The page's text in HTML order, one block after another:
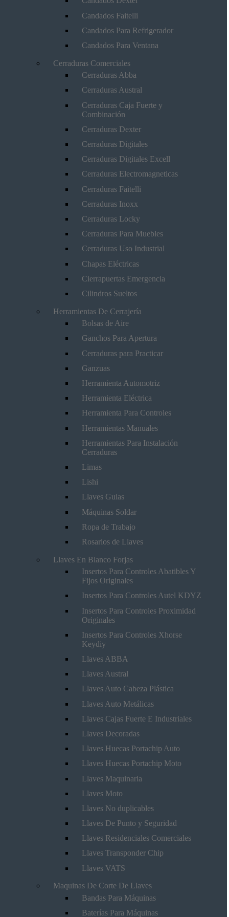
Candados Faitelli
Candados Para Refrigerador
Candados Para Ventana
Cerraduras Comerciales
Cerraduras Abba
Cerraduras Austral
Cerraduras Caja Fuerte y
Combinación
Cerraduras Dexter
Cerraduras Digitales
Cerraduras Digitales Excell
Cerraduras Electromagneticas
Cerraduras Faitelli
Cerraduras Inoxx
Cerraduras Locky
Cerraduras Para Muebles
Cerraduras Uso Industrial
Chapas Eléctricas
Cierrapuertas Emergencia
Cilindros Sueltos
Herramientas De Cerrajería
Bolsas de Aire
Ganchos Para Apertura
Cerraduras para Practicar
Ganzuas
Herramienta Automotriz
Herramienta Eléctrica
Herramienta Para Controles
Herramientas Manuales
Herramientas Para Instalación
Cerraduras
Limas
Lishi
Llaves Guias
Máquinas Soldar
Ropa de Trabajo
Rosarios de Llaves
Llaves En Blanco Forjas
Insertos Para Controles Abatibles Y
Fijos Originales
Insertos Para Controles Autel KDYZ
Insertos Para Controles Proximidad
Originales
Insertos Para Controles Xhorse
Keydiy
Llaves ABBA
Llaves Austral
Llaves Auto Cabeza Plástica
Llaves Auto Metálicas
Llaves Cajas Fuerte E Industriales
Llaves Decoradas
Llaves Huecas Portachip Auto
Llaves Huecas Portachip Moto
Llaves Maquinaria
Llaves Moto
Llaves No duplicables
Llaves De Punto y Seguridad
Llaves Residenciales Comerciales
Llaves Transponder Chip
Llaves VATS
Maquinas De Corte De Llaves
Bandas Para Máquinas
Baterías Para Máquinas